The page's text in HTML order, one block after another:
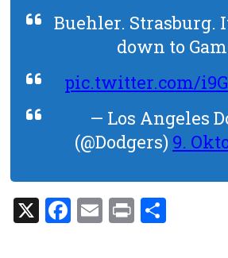
Buehler. Strasburg.
down to
pic.twitter.com/
— Los Angeles
(@Dodgers) 9.
X
F
E
Pr